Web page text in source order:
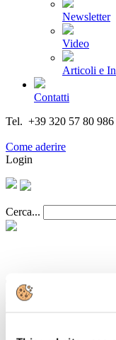
Newsletter
Video
Articoli e
Contatti
Tel. +39 320 57 80 986
Come aderire
Login
Cerca...
Treni storici,
per